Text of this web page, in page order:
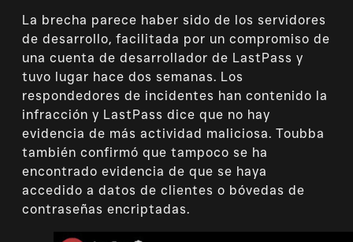
La brecha parece haber sido de los servidores
de desarrollo, facilitada por un compromiso de
una cuenta de desarrollador de LastPass y
tuvo lugar hace dos semanas. Los
respondedores de incidentes han contenido la
infracción y LastPass dice que no hay
evidencia de más actividad maliciosa. Toubba
también confirmó que tampoco se ha
encontrado evidencia de que se haya
accedido a datos de clientes o bóvedas de
contraseñas encriptadas.